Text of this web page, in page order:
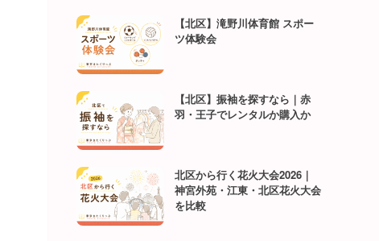
【北区】滝野川体育館 スポー
ツ体験会
【北区】振袖を探すなら｜赤
羽・王子でレンタルか購入か
北区から行く花火大会2026｜
神宮外苑・江東・北区花火大会
を比較